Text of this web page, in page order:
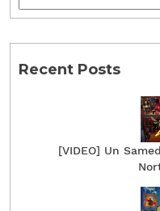
Recent Posts
[VIDEO] Un